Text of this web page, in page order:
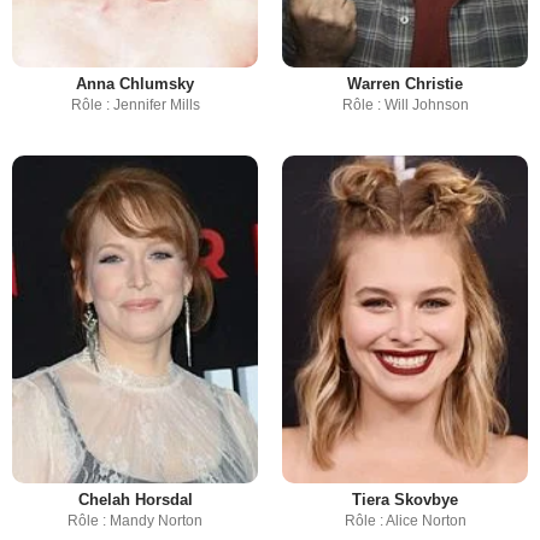
Anna Chlumsky
Rôle : Jennifer Mills
Warren Christie
Rôle : Will Johnson
Chelah Horsdal
Rôle : Mandy Norton
Tiera Skovbye
Rôle : Alice Norton